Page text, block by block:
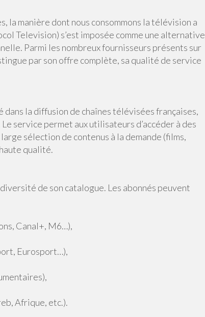
la manière dont nous consommons la télévision a
Television) s’est imposée comme une alternative
Parmi les nombreux fournisseurs présents sur
par son offre complète, sa qualité de service
la diffusion de chaînes télévisées françaises,
service permet aux utilisateurs d’accéder à des
sélection de contenus à la demande (films,
qualité.
de son catalogue. Les abonnés peuvent
Canal+, M6…),
Eurosport…),
Afrique, etc.).